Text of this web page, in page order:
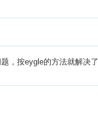
，按eygle的方法就解决了